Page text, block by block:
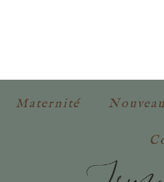
Maternité